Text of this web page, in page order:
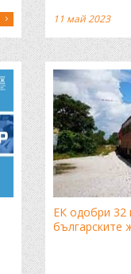
11 май 2023
ЕК одобри
българските